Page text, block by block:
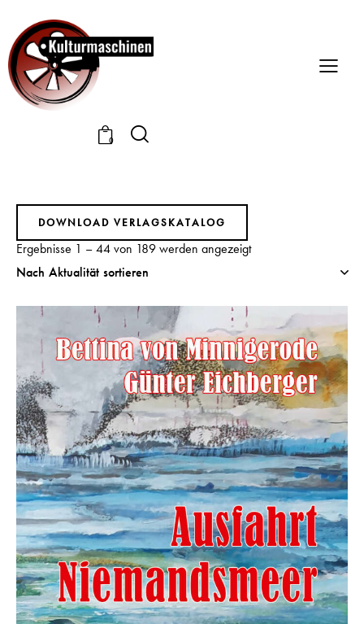
0
DOWNLOAD VERLAGSKATALOG
Ergebnisse 1 – 44 von 189 werden angezeigt